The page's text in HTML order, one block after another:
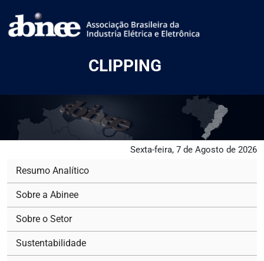
CLIPPING
Sexta-feira, 7 de Agosto de 2026
Resumo Analítico
Sobre a Abinee
Sobre o Setor
Sustentabilidade